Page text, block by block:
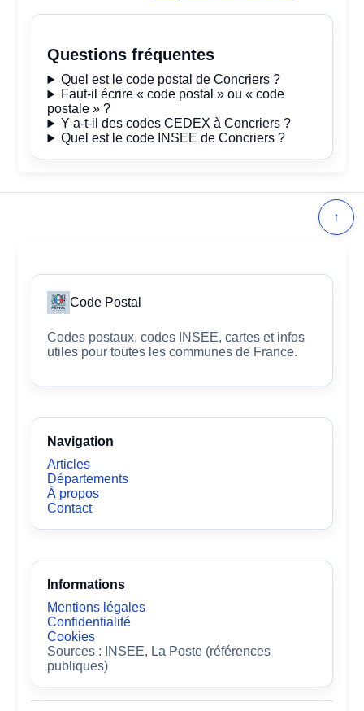
Questions fréquentes
Quel est le code postal de Concriers ?
Faut-il écrire « code postal » ou « code
postale » ?
Y a-t-il des codes CEDEX à Concriers ?
Quel est le code INSEE de Concriers ?
↑
Code Postal
Codes postaux, codes INSEE, cartes et infos
utiles pour toutes les communes de France.
Navigation
Articles
Départements
À propos
Contact
Informations
Mentions légales
Confidentialité
Cookies
Sources : INSEE, La Poste (références
publiques)